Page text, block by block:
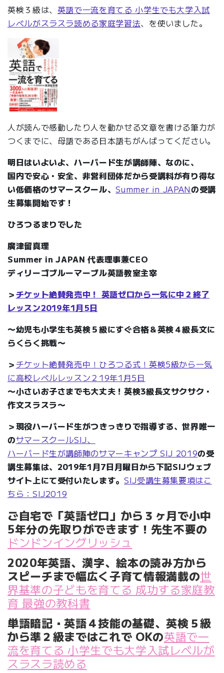
英検３級は、 英語で一流を育てる 小学生でも大学入試
レベルがスラスラ読める家庭学習法、を使いました。
人が読んで感動したり人を動かせる文章を書ける筆力が
つくまでに、母語である日本語もがんばってください。
明日はいよいよ、ハーバード生が講師陣、なのに、
国内で安心・安全、非営利団体だから受講料が有り得な
い低価格のサマースクール、Summer in JAPANの受講
生募集開始です！
ひろつるまりでした
廣津留真理
Summer in JAPAN 代表理事兼CEO
ディリーゴブルーマーブル英語教室主宰
＞チケット絶賛発売中！ 英語ゼロから一気に中２終了
レッスン2019年1月5日
〜幼児も小学生も英検５級にすぐ合格＆英検４級長文に
らくらく挑戦〜
＞チケット絶賛発売中！ひろつる式！英検5級から一気
に高校レベルレッスン２19年1月5日
〜小さいお子さまでも大丈夫！英検3級長文サクサク・
作文スラスラ〜
＞現役ハーバード生がつきっきりで指導する、世界唯一
のサマースクールSIJ、
ハーバード生が講師陣のサマーキャンプ SIJ 2019の受
講生募集は、 2019年1月7日月曜日から下記SIJウェブ
サイト上にて受付いたします。 SIJ受講生募集要項はこ
ちら：SIJ2019
ご自宅で「英語ゼロ」から３ヶ月で小中
5年分の先取りができます！先生不要の
ドンドンイングリッシュ
2020年英語、漢字、絵本の読み方から
スピーチまで幅広く子育て情報満載の世
界基準の子どもを育てる 成功する家庭教
育 最強の教科書
単語暗記・英語４技能の基礎、英検５級
から準２級まではこれで OKの英語で一
流を育てる 小学生でも大学入試レベルが
スラスラ読める